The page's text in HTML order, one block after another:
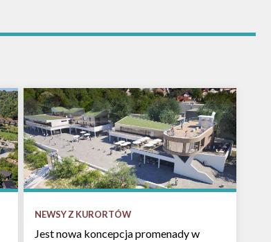
NEWSY Z KURORTÓW
Jest nowa koncepcja promenady w